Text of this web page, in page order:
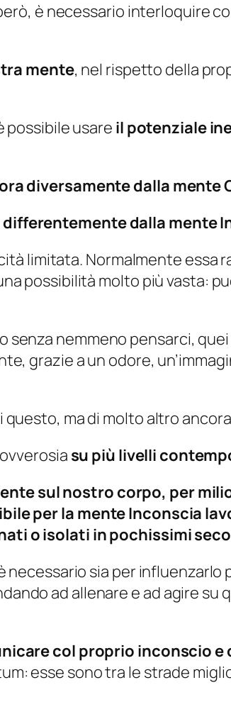
è necessario interloquire
mente, nel rispetto della
possibile usare il potenziale
diversamente dalla mente
dalla mente
limitata. Normalmente essa
possibilità molto più vasta:
nemmeno pensarci,
grazie a un odore,
ma di molto altro
su più livelli
sul nostro corpo, per
per la mente Inconscia
o isolati in pochissimi
sia per
ad allenare e ad agire
col proprio inconscio
esse sono tra le strade